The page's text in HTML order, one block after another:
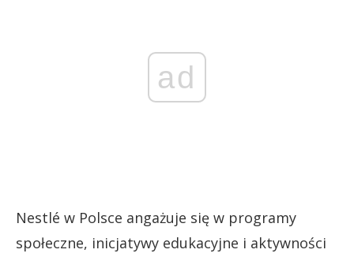
ad
Nestlé w Polsce angażuje się w programy
społeczne, inicjatywy edukacyjne i aktywności